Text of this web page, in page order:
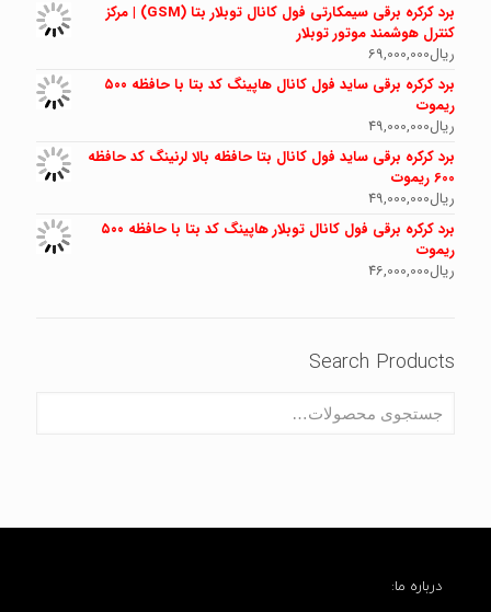
برد کرکره برقی سیمکارتی فول کانال توبلار بتا (GSM) | مرکز
کنترل هوشمند موتور توبلار
ریال69,000,000
برد کرکره برقی ساید فول کانال هاپینگ کد بتا با حافظه ۵۰۰
ریموت
ریال49,000,000
برد کرکره برقی ساید فول کانال بتا حافظه بالا لرنینگ کد حافظه
600 ریموت
ریال49,000,000
برد کرکره برقی فول کانال توبلار هاپینگ کد بتا با حافظه ۵۰۰
ریموت
ریال46,000,000
Search Products
درباره ما: